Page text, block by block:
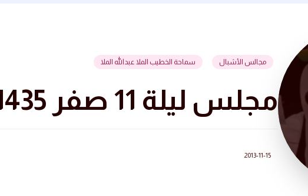
مجالس الأشبال سماحة الخطيب الملا عبدالله الملا
مجلس ليلة 11 صفر 1435 هجرية
2013-11-15